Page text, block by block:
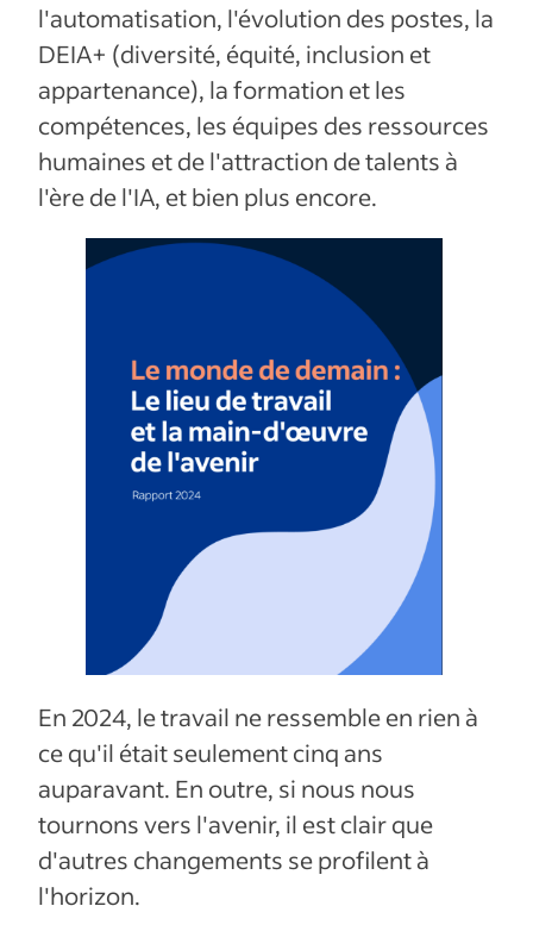
l'automatisation, l'évolution des postes, la
DEIA+ (diversité, équité, inclusion et
appartenance), la formation et les
compétences, les équipes des ressources
humaines et de l'attraction de talents à
l'ère de l'IA, et bien plus encore.
En 2024, le travail ne ressemble en rien à
ce qu'il était seulement cinq ans
auparavant. En outre, si nous nous
tournons vers l'avenir, il est clair que
d'autres changements se profilent à
l'horizon.